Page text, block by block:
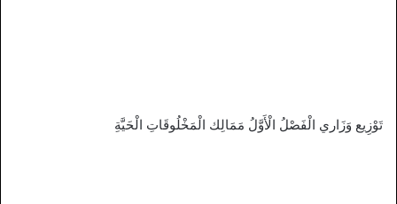
تَوْزِيع وَزَاري الْفَصْلُ الْأَوَّلُ مَمَالِك الْمَخْلُوقَاتِ الْحَيَّةِ